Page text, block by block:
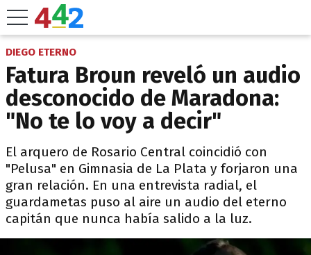
DIEGO ETERNO
Fatura Broun reveló un audio
desconocido de Maradona:
"No te lo voy a decir"
El arquero de Rosario Central coincidió con
"Pelusa" en Gimnasia de La Plata y forjaron una
gran relación. En una entrevista radial, el
guardametas puso al aire un audio del eterno
capitán que nunca había salido a la luz.